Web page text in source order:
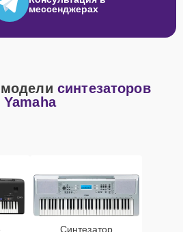
мессенджерах
синтезаторов
Yamaha
Синтезатор